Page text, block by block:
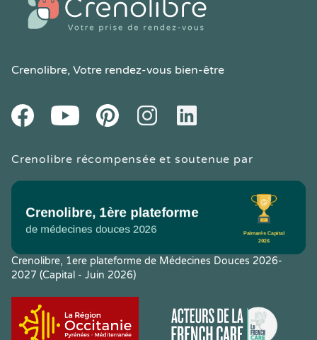
Crenolibre, Votre rendez-vous bien-être
FacebookYoutube PinteresetInstagramLinkedIn
Crenolibre récompensée et soutenue par
Crenolibre, 1ere plateforme de Médecines Douces 2026-
2027 (Capital - Juin 2026)